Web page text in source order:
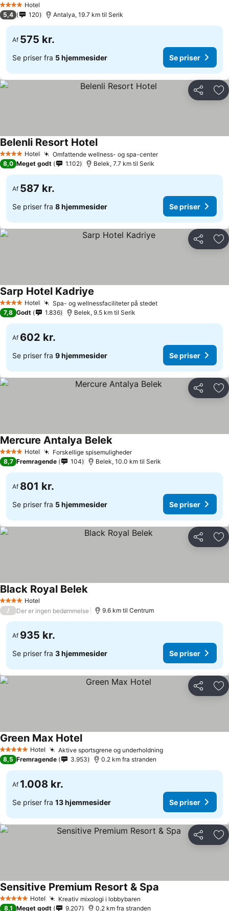
4 StjernerHotel
5,4 120 Antalya, 19.7 km til Serik
Af 575 kr.
Se priser fra 5 hjemmesider Se priser
Del
4 StjernerHotel Omfattende wellness- og spa-center
Belenli Resort Hotel
8,0 Meget godt 1.102 Belek, 7.7 km til Serik
Af 587 kr.
Se priser fra 8 hjemmesider Se priser
Del
4 StjernerHotel Spa- og wellnessfaciliteter på stedet
Sarp Hotel Kadriye
7,8 Godt 1.836 Belek, 9.5 km til Serik
Af 602 kr.
Se priser fra 9 hjemmesider Se priser
Del
4 StjernerHotel Forskellige spisemuligheder
Mercure Antalya Belek
8,7 Fremragende 104 Belek, 10.0 km til Serik
Af 801 kr.
Se priser fra 5 hjemmesider Se priser
Del
4 StjernerHotel
Black Royal Belek
/ Der er ingen bedømmelse 9.6 km til Centrum
Af 935 kr.
Se priser fra 3 hjemmesider Se priser
Del
5 Stjerner Hotel Aktive sportsgrene og underholdning
Green Max Hotel
8,5 Fremragende 3.953 0.2 km fra stranden
Af 1.008 kr.
Se priser fra 13 hjemmesider Se priser
Del
5 Stjerner Hotel Kreativ mixologi i lobbybaren
Sensitive Premium Resort & Spa
8,1 Meget godt 9.207 0.2 km fra stranden